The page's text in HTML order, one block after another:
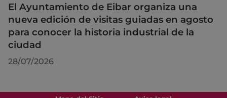
El Ayuntamiento de Eibar organiza una
nueva edición de visitas guiadas en agosto
para conocer la historia industrial de la
ciudad
28/07/2026